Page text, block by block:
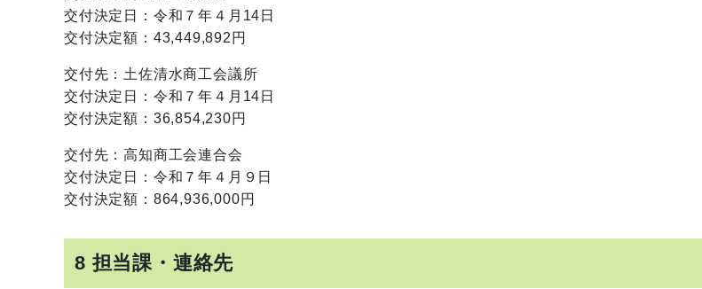
交付決定日：令和７年４月14日
交付決定額：43,449,892円
交付先：土佐清水商工会議所
交付決定日：令和７年４月14日
交付決定額：36,854,230円
交付先：高知商工会連合会
交付決定日：令和７年４月９日
交付決定額：864,936,000円
8 担当課・連絡先